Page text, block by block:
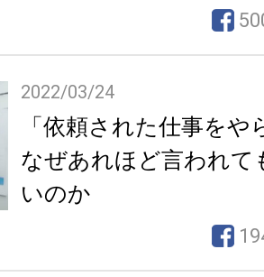
2022/03/24
「依頼された仕事を
なぜあれほど言われて
いのか